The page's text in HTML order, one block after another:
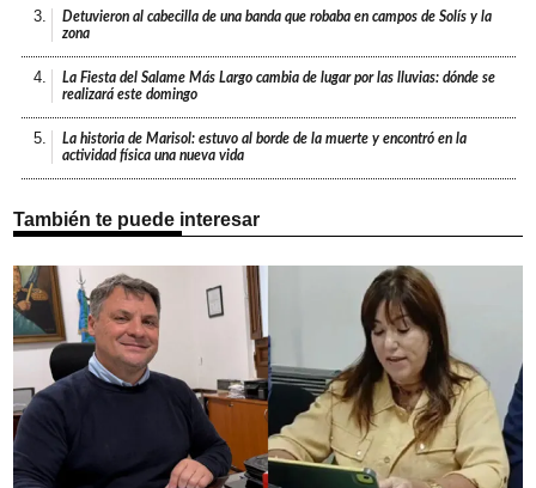
3.
Detuvieron al cabecilla de una banda que robaba en campos de Solís y la
zona
4.
La Fiesta del Salame Más Largo cambia de lugar por las lluvias: dónde se
realizará este domingo
5.
La historia de Marisol: estuvo al borde de la muerte y encontró en la
actividad física una nueva vida
También te puede interesar